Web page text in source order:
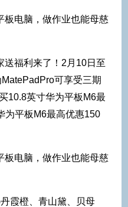
送福利来了！2月10日至
可享受三期
10.8英寸华为平板M6最
为平板M6最高优惠150
霞橙、青山黛、贝母